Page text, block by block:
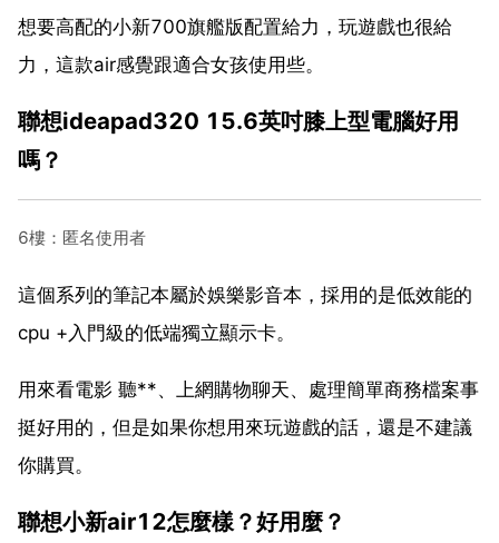
想要高配的小新700旗艦版配置給力，玩遊戲也很給
力，這款air感覺跟適合女孩使用些。
聯想ideapad320 15.6英吋膝上型電腦好用
嗎？
6樓：匿名使用者
這個系列的筆記本屬於娛樂影音本，採用的是低效能的
cpu +入門級的低端獨立顯示卡。
用來看電影 聽**、上網購物聊天、處理簡單商務檔案事
挺好用的，但是如果你想用來玩遊戲的話，還是不建議
你購買。
聯想小新air12怎麼樣？好用麼？